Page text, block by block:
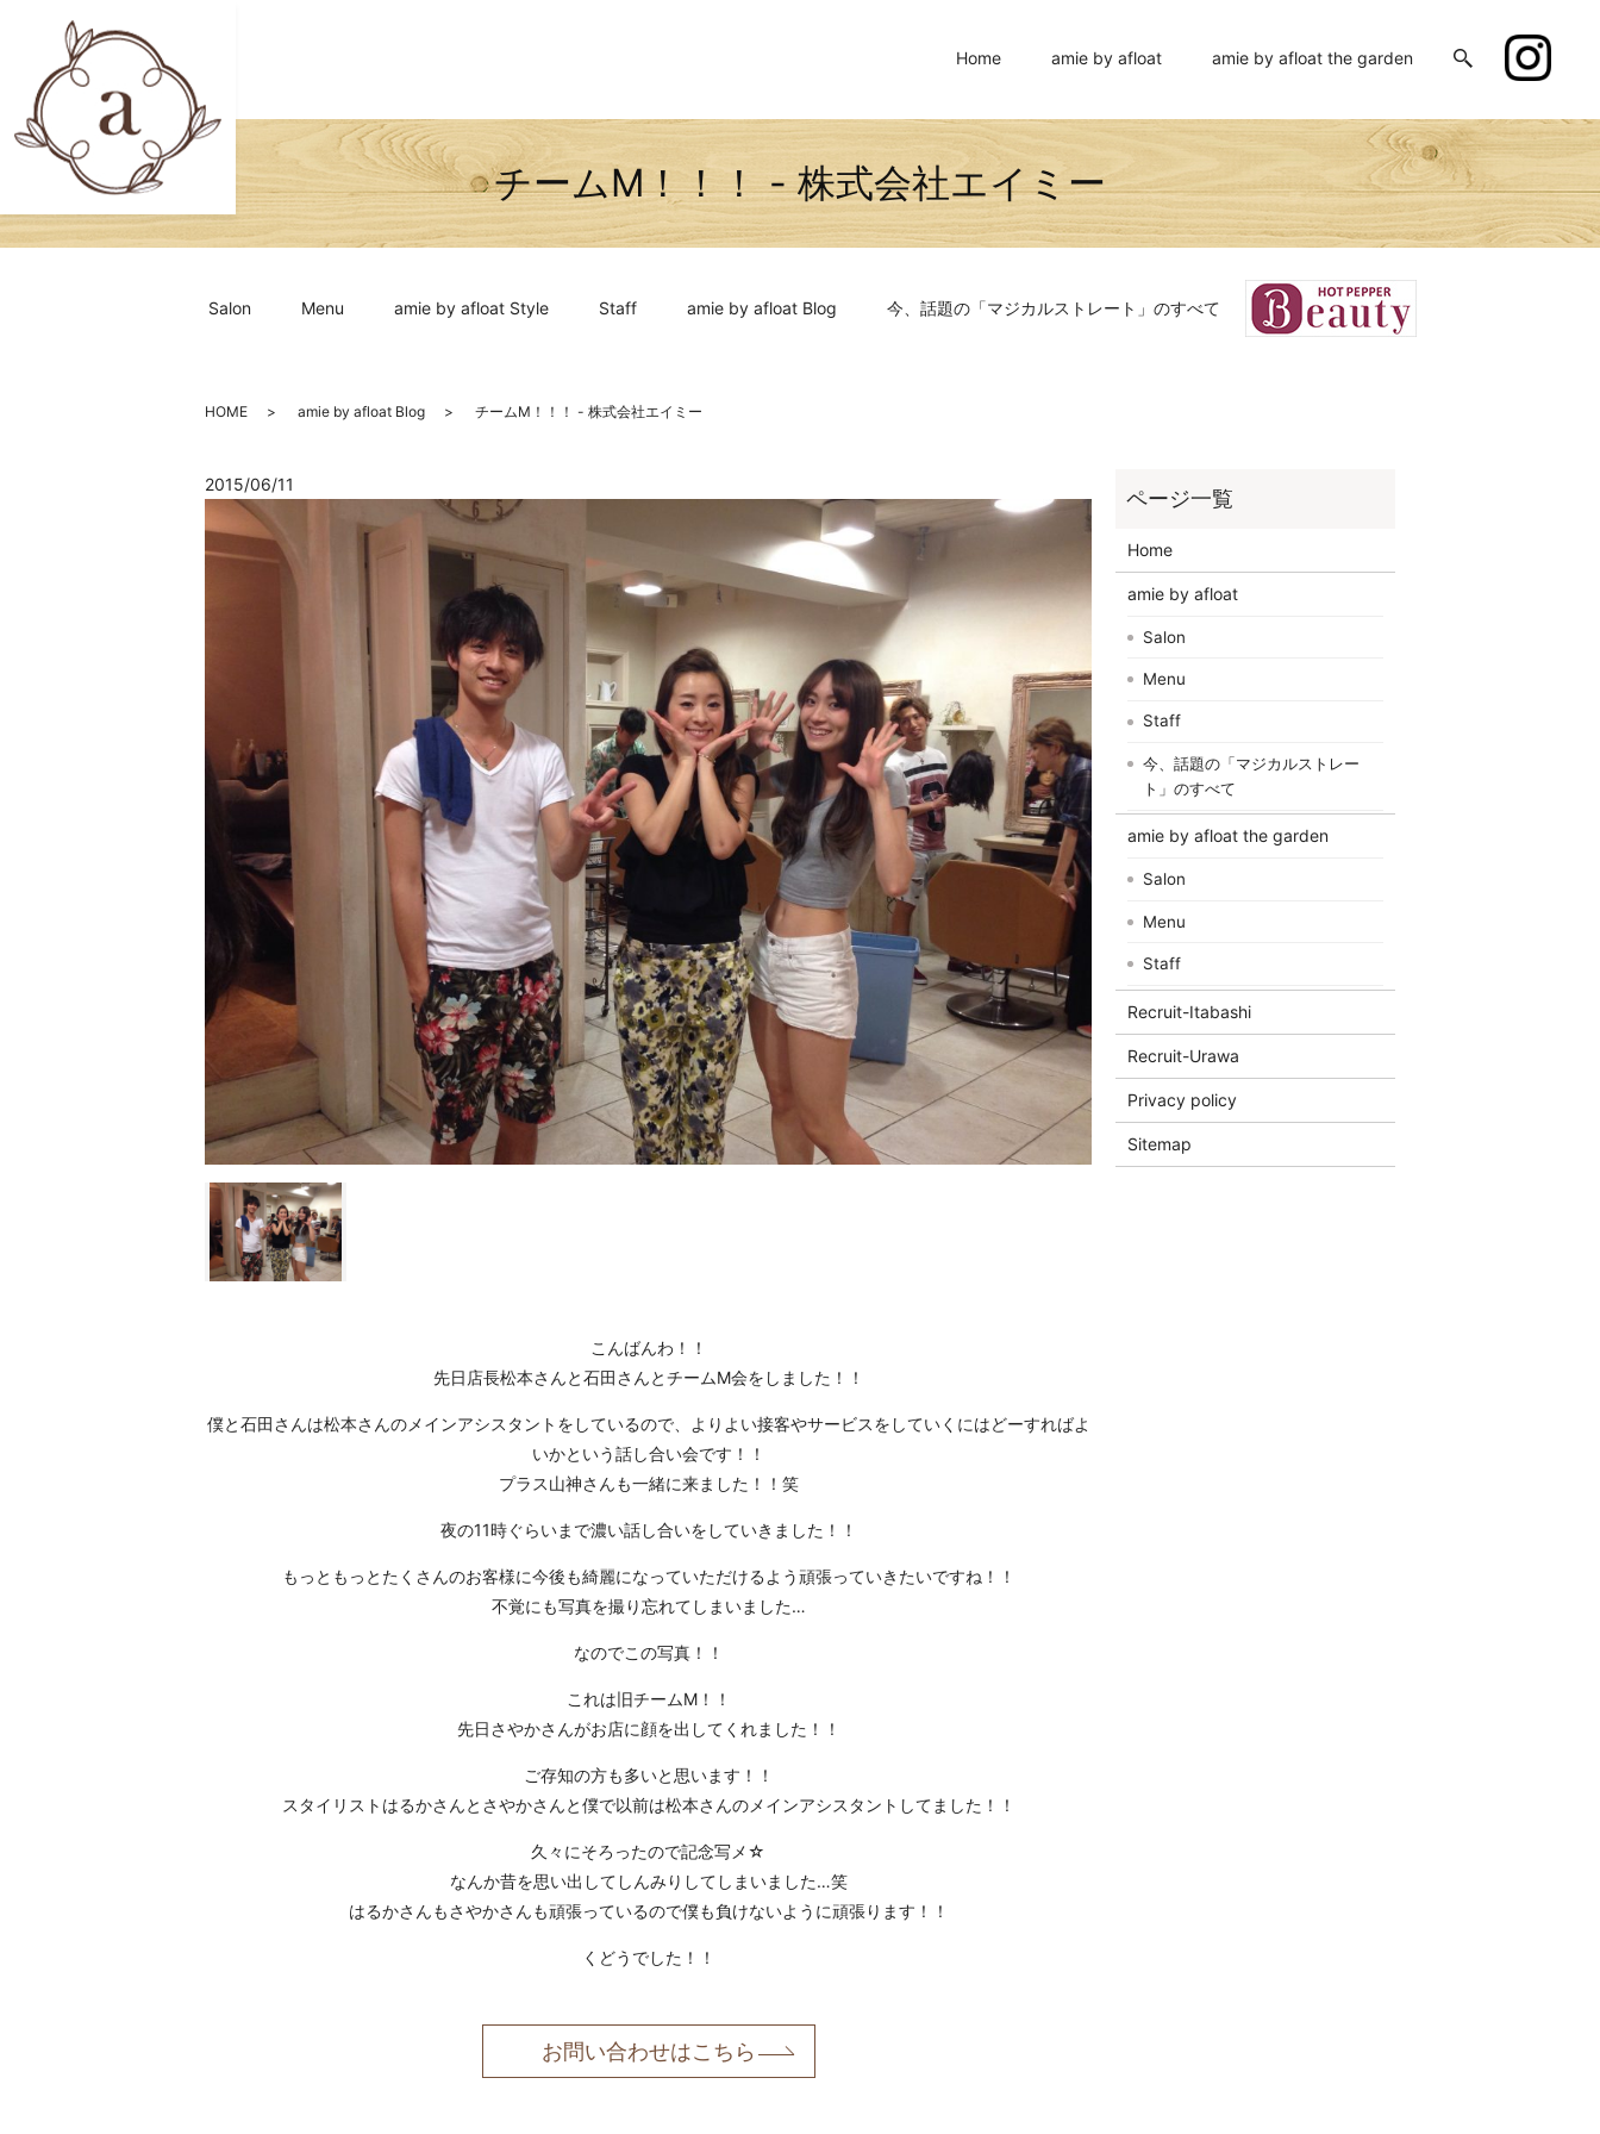
Home amie by afloat amie by afloat the garden
Salon Menu amie by afloat Style Staff amie by afloat Blog 今、話題の「マジカルストレート」のすべて
チームM！！！ - 株式会社エイミー
HOME amie by afloat Blog チームM！！！ - 株式会社エイミー
2015/06/11
こんばんわ！！
先日店長松本さんと石田さんとチームM会をしました！！
僕と石田さんは松本さんのメインアシスタントをしているので、よりよい接客やサービスをしていくにはどーすればよ
いかという話し合い会です！！
プラス山神さんも一緒に来ました！！笑
夜の11時ぐらいまで濃い話し合いをしていきました！！
もっともっとたくさんのお客様に今後も綺麗になっていただけるよう頑張っていきたいですね！！
不覚にも写真を撮り忘れてしまいました…
なのでこの写真！！
これは旧チームM！！
先日さやかさんがお店に顔を出してくれました！！
ご存知の方も多いと思います！！
スタイリストはるかさんとさやかさんと僕で以前は松本さんのメインアシスタントしてました！！
久々にそろったので記念写メ☆
なんか昔を思い出してしんみりしてしまいました…笑
はるかさんもさやかさんも頑張っているので僕も負けないように頑張ります！！
くどうでした！！
お問い合わせはこちら
Home
amie by afloat
Salon
Menu
Staff
今、話題の「マジカルストレー
ト」のすべて
amie by afloat the garden
Salon
Menu
Staff
Recruit-Itabashi
Recruit-Urawa
Privacy policy
Sitemap